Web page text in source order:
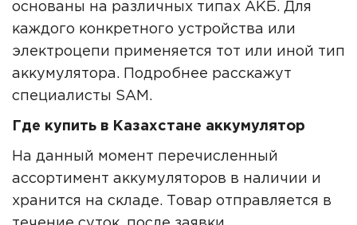
основаны на различных типах АКБ. Для
каждого конкретного устройства или
электроцепи применяется тот или иной тип
аккумулятора. Подробнее расскажут
специалисты SAM.
Где купить в Казахстане аккумулятор
На данный момент перечисленный
ассортимент аккумуляторов в наличии и
хранится на складе. Товар отправляется в